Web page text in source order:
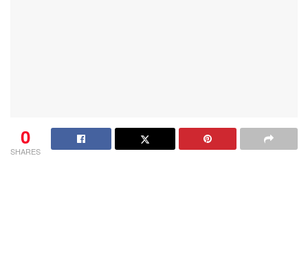
0
SHARES